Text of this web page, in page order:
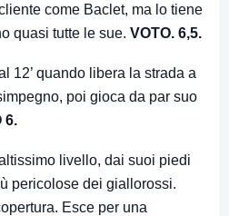
come Baclet, ma lo tiene
quasi tutte le sue. VOTO. 6,5.
12’ quando libera la strada a
poi gioca da par suo
6.
livello, dai suoi piedi
pericolose dei giallorossi.
Esce per una